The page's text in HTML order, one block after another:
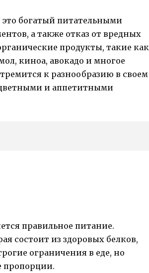
богатый питательными
а также отказ от вредных
продукты, такие как
киноа, авокадо и многое
к разнообразию в своем
и аппетитными
правильное питание.
состоит из здоровых белков,
ограничения в еде, но
пропорции.